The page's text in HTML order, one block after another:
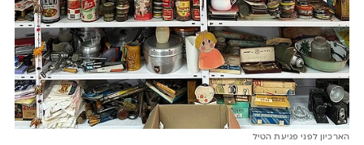
הארכיון לפני פגיעת הטיל